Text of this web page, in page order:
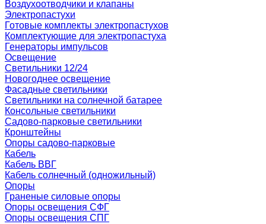
Воздухоотводчики и клапаны
Электропастухи
Готовые комплекты электропастухов
Комплектующие для электропастуха
Генераторы импульсов
Освещение
Светильники 12/24
Новогоднее освещение
Фасадные светильники
Светильники на солнечной батарее
Консольные светильники
Садово-парковые светильники
Кронштейны
Опоры садово-парковые
Кабель
Кабель ВВГ
Кабель солнечный (одножильный)
Опоры
Граненые силовые опоры
Опоры освещения СФГ
Опоры освещения СПГ